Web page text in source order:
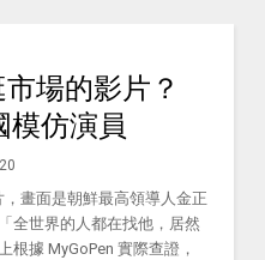
場的影片？
模仿演員
畫面是朝鮮最高領導人金正
全世界的人都在找他，居然
根據 MyGoPen 實際查證，